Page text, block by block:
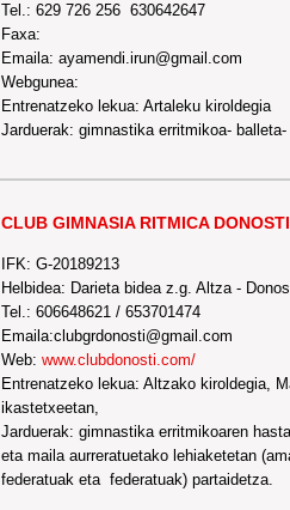
Tel.: 629 726 256 630642647
Faxa:
Emaila: ayamendi.irun@gmail.com
Webgunea:
Entrenatzeko lekua: Artaleku kiroldegia
Jarduerak: gimnastika erritmikoa-
CLUB GIMNASIA RITMICA DONOSTI
IFK: G-20189213
Helbidea: Darieta bidea z.g. Altza -
Tel.: 606648621 / 653701474
Emaila:clubgrdonosti@gmail.com
Web: www.clubdonosti.com/
Entrenatzeko lekua: Altzako kiroldegia,
ikastetxeetan,
Jarduerak: gimnastika erritmikoaren
eta maila aurreratuetako lehiaketetan
federatuak eta federatuak) partaidetza.